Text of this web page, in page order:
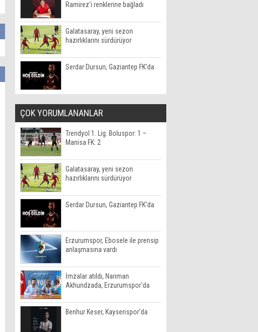
Ramirez'i renklerine bağladı
Galatasaray, yeni sezon
hazırlıklarını sürdürüyor
Serdar Dursun, Gaziantep FK'da
ÇOK YORUMLANANLAR
Trendyol 1. Lig: Boluspor: 1 –
Manisa FK: 2
Galatasaray, yeni sezon
hazırlıklarını sürdürüyor
Serdar Dursun, Gaziantep FK'da
Erzurumspor, Ebosele ile prensip
anlaşmasına vardı
İmzalar atıldı, Nariman
Akhundzada, Erzurumspor'da
Benhur Keser, Kayserispor'da